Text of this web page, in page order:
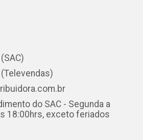
do SAC - Segunda a
18:00hrs, exceto feriados